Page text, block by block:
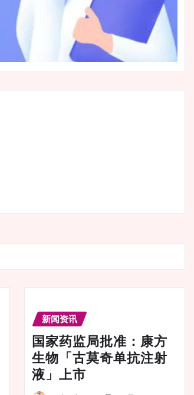
新闻资讯
国家药监局批准：康方
生物「古莫奇单抗注射
液」上市